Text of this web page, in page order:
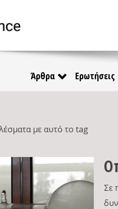
Άρθρα Ερωτήσεις
με αυτό το tag
Σε